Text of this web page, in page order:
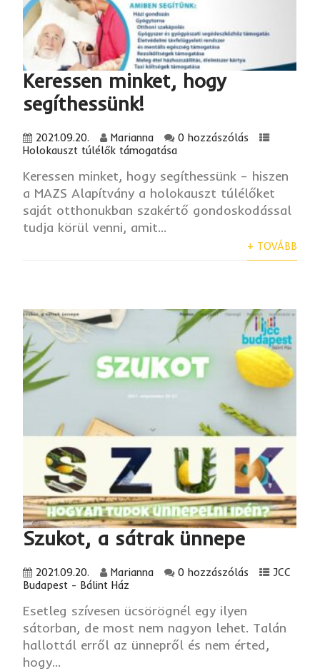
Keressen minket, hogy
segíthessünk!
2021.09.20. Marianna
0 hozzászólás
Holokauszt túlélők támogatása
Keressen minket, hogy segíthessünk – hiszen
a MAZS Alapítvány a holokauszt túlélőket
saját otthonukban szakértő gondoskodással
tudja körül venni, amit...
+ TOVÁBB
Szukot, a sátrak ünnepe
2021.09.20. Marianna 0 hozzászólás
JCC
Budapest - Bálint Ház
Esetleg szívesen ücsörögnél egy ilyen
sátorban, de most nem nagyon lehet. Talán
hallottál erről az ünnepről és nem érted,
hogy...